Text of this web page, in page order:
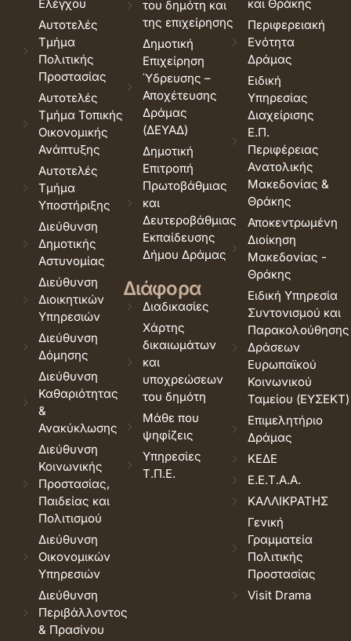
Ελέγχου
Αυτοτελές
Τμήμα
Πολιτικής
Προστασίας
Αυτοτελές
Τμήμα Τοπικής
Οικονομικής
Ανάπτυξης
Αυτοτελές
Τμήμα
Υποστήριξης
Διεύθυνση
Δημοτικής
Αστυνομίας
Διεύθυνση
Διοικητικών
Υπηρεσιών
Διεύθυνση
Δόμησης
Διεύθυνση
Καθαριότητας
&
Ανακύκλωσης
Διεύθυνση
Κοινωνικής
Προστασίας,
Παιδείας και
Πολιτισμού
Διεύθυνση
Οικονομικών
Υπηρεσιών
Διεύθυνση
Περιβάλλοντος
& Πρασίνου
του δημότη και
της επιχείρησης
Δημοτική
Επιχείρηση
Ύδρευσης –
Αποχέτευσης
Δράμας
(ΔΕΥΑΔ)
Δημοτική
Επιτροπή
Πρωτοβάθμιας
και
Δευτεροβάθμιας
Εκπαίδευσης
Δήμου Δράμας
Διάφορα
Διαδικασίες
Χάρτης
δικαιωμάτων
και
υποχρεώσεων
του δημότη
Μάθε που
ψηφίζεις
Υπηρεσίες
Τ.Π.Ε.
και Θράκης
Περιφερειακή
Ενότητα
Δράμας
Ειδική
Υπηρεσίας
Διαχείρισης
Ε.Π.
Περιφέρειας
Ανατολικής
Μακεδονίας &
Θράκης
Αποκεντρωμένη
Διοίκηση
Μακεδονίας -
Θράκης
Ειδική Υπηρεσία
Συντονισμού και
Παρακολούθησης
Δράσεων
Ευρωπαϊκού
Κοινωνικού
Ταμείου (ΕΥΣΕΚΤ)
Επιμελητήριο
Δράμας
ΚΕΔΕ
Ε.Ε.Τ.Α.Α.
ΚΑΛΛΙΚΡΑΤΗΣ
Γενική
Γραμματεία
Πολιτικής
Προστασίας
Visit Drama